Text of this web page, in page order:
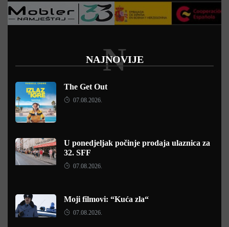
NAJNOVIJE
N
The Get Out
07.08.2026.
U ponedjeljak počinje prodaja ulaznica za
32. SFF
07.08.2026.
Moji filmovi: “Kuća zla“
07.08.2026.